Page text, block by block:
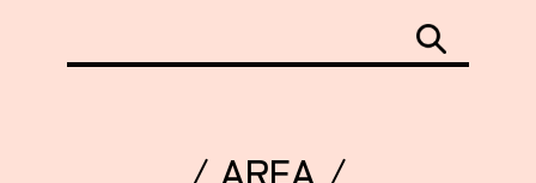
/ AREA /